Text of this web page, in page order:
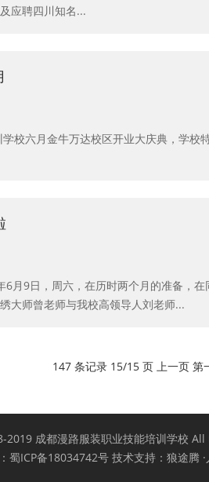
应聘四川知名...
校六月金牛万达校区开业大庆典，学校
月9日，周六，在历时两个月的准备，
大师曾老师与我校高领导人刘老师...
147 条记录 15/15 页 上一页 第
成都漫路服装职业技能培训学校
蜀ICP备18034742号技术支持： 狼途腾